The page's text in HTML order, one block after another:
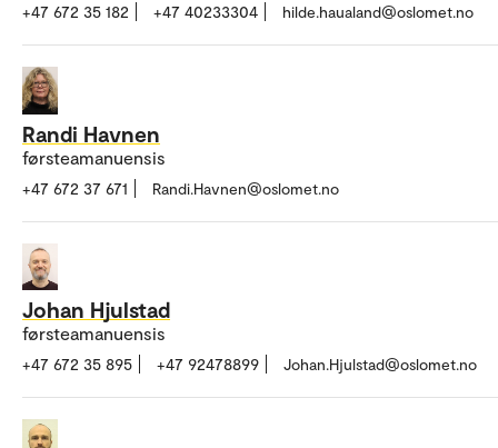
+47 672 35 182 +47 40233304 hilde.haualand@oslomet.no
Randi Havnen
førsteamanuensis
+47 672 37 671 Randi.Havnen@oslomet.no
Johan Hjulstad
førsteamanuensis
+47 672 35 895 +47 92478899 Johan.Hjulstad@oslomet.no